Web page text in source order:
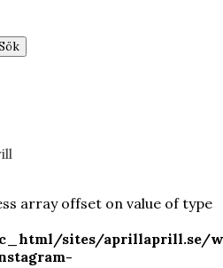
array offset on value of type
sites/aprillaprill.se/